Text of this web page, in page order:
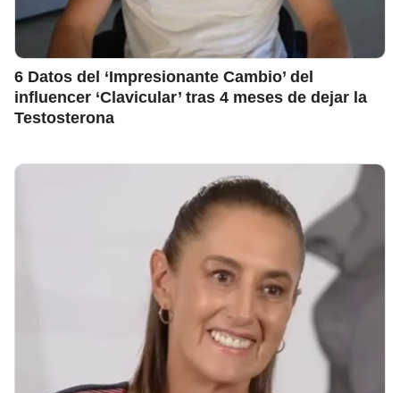
6 Datos del ‘Impresionante Cambio’ del
influencer ‘Clavicular’ tras 4 meses de dejar la
Testosterona